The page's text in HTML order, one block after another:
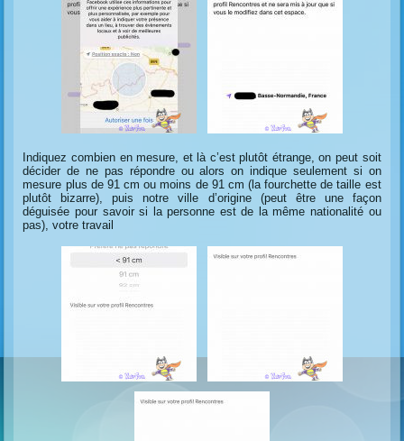
Indiquez combien en mesure, et là c’est plutôt étrange, on peut soit
décider de ne pas répondre ou alors on indique seulement si on
mesure plus de 91 cm ou moins de 91 cm (la fourchette de taille est
plutôt bizarre), puis notre ville d’origine (peut être une façon
déguisée pour savoir si la personne est de la même nationalité ou
pas), votre travail